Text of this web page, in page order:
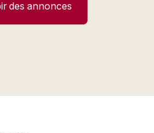
des annonces